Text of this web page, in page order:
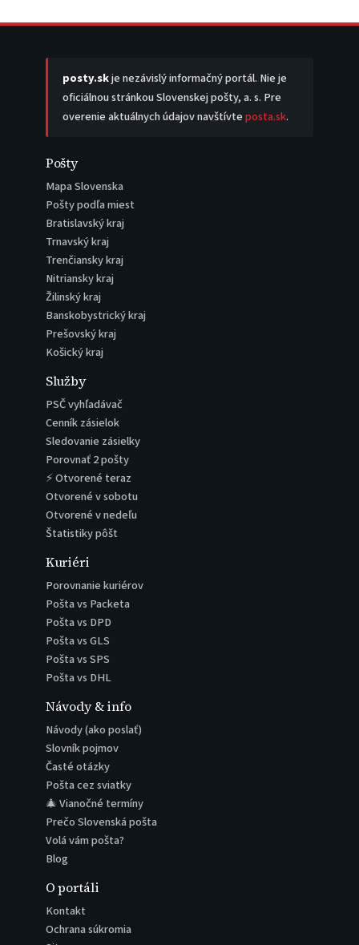
posty.skje nezávislý informačný portál. Nie je
oficiálnou stránkou Slovenskej pošty, a. s. Pre
overenie aktuálnych údajov navštívteposta.sk.
Pošty
Mapa Slovenska
Pošty podľa miest
Bratislavský kraj
Trnavský kraj
Trenčiansky kraj
Nitriansky kraj
Žilinský kraj
Banskobystrický kraj
Prešovský kraj
Košický kraj
Služby
PSČ vyhľadávač
Cenník zásielok
Sledovanie zásielky
Porovnať 2 pošty
⚡ Otvorené teraz
Otvorené v sobotu
Otvorené v nedeľu
Štatistiky pôšt
Kuriéri
Porovnanie kuriérov
Pošta vs Packeta
Pošta vs DPD
Pošta vs GLS
Pošta vs SPS
Pošta vs DHL
Návody & info
Návody (ako poslať)
Slovník pojmov
Časté otázky
Pošta cez sviatky
🎄 Vianočné termíny
Prečo Slovenská pošta
Volá vám pošta?
Blog
O portáli
Kontakt
Ochrana súkromia